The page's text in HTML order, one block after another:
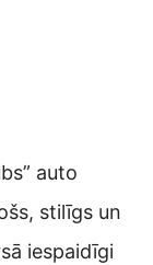
auto
stilīgs un
iespaidīgi